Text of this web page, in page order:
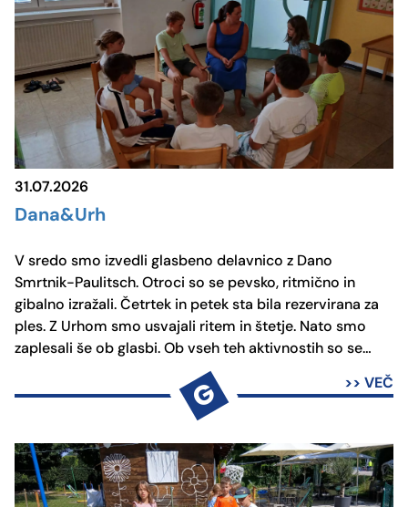
31.07.2026
Dana&Urh
V sredo smo izvedli glasbeno delavnico z Dano
Smrtnik-Paulitsch. Otroci so se pevsko, ritmično in
gibalno izražali. Četrtek in petek sta bila rezervirana za
ples. Z Urhom smo usvajali ritem in štetje. Nato smo
zaplesali še ob glasbi. Ob vseh teh aktivnostih so se
otroci zelo sprostili in neizmerno uživali v družbi obeh
izvajalcev.
>> VEČ
G